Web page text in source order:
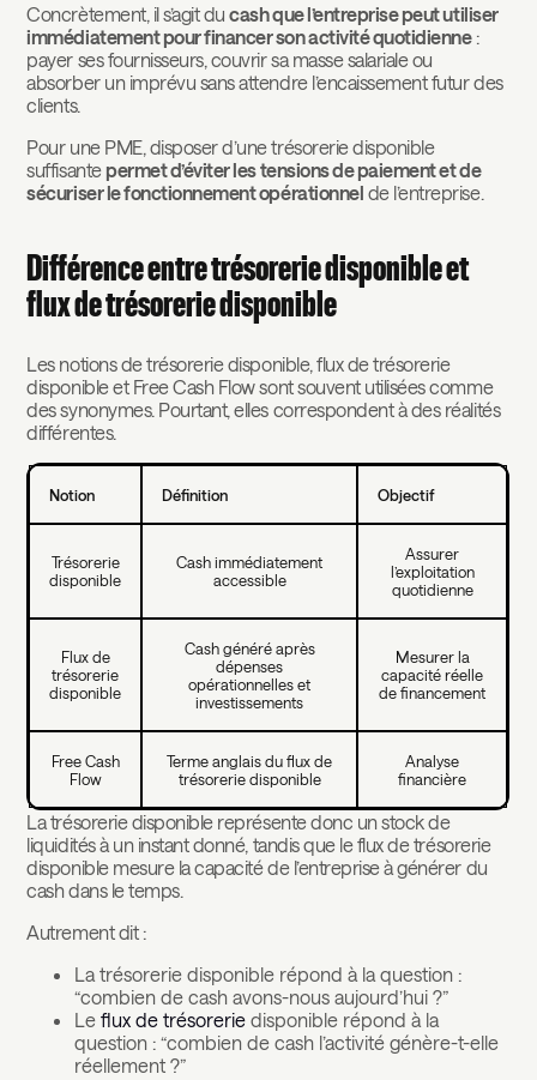
Concrètement, il s’agit ducash que l’entreprise peut utiliser
immédiatement pour financer son activité quotidienne:
payer ses fournisseurs, couvrir sa masse salariale ou
absorber un imprévu sans attendre l’encaissement futur des
clients.
Pour une PME, disposer d’une trésorerie disponible
suffisante permet d’éviter les tensions de paiement et de
sécuriser le fonctionnement opérationnel de l’entreprise.
Différence entre trésorerie disponible et
flux de trésorerie disponible
Les notions de trésorerie disponible, flux de trésorerie
disponible et Free Cash Flow sont souvent utilisées comme
des synonymes. Pourtant, elles correspondent à des réalités
différentes.
Notion Définition Objectif
Trésorerie
disponible
Cash immédiatement
accessible
Assurer
l’exploitation
quotidienne
Flux de
trésorerie
disponible
Cash généré après
dépenses
opérationnelles et
investissements
Mesurer la
capacité réelle
de financement
Free Cash
Flow
Terme anglais du flux de
trésorerie disponible
Analyse
financière
La trésorerie disponible représente donc un stock de
liquidités à un instant donné, tandis que le flux de trésorerie
disponible mesure la capacité de l’entreprise à générer du
cash dans le temps.
Autrement dit :
La trésorerie disponible répond à la question :
“combien de cash avons-nous aujourd’hui ?”
Leflux de trésorerie disponible répond à la
question : “combien de cash l’activité génère-t-elle
réellement ?”